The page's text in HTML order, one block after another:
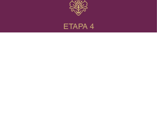
ETAPA 4